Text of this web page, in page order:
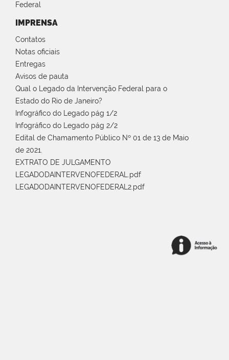
Federal
IMPRENSA
Contatos
Notas oficiais
Entregas
Avisos de pauta
Qual o Legado da Intervenção Federal para o
Estado do Rio de Janeiro?
Infográfico do Legado pág 1/2
Infográfico do Legado pág 2/2
Edital de Chamamento Público Nº 01 de 13 de Maio
de 2021.
EXTRATO DE JULGAMENTO
LEGADODAINTERVENOFEDERAL.pdf
LEGADODAINTERVENOFEDERAL2.pdf